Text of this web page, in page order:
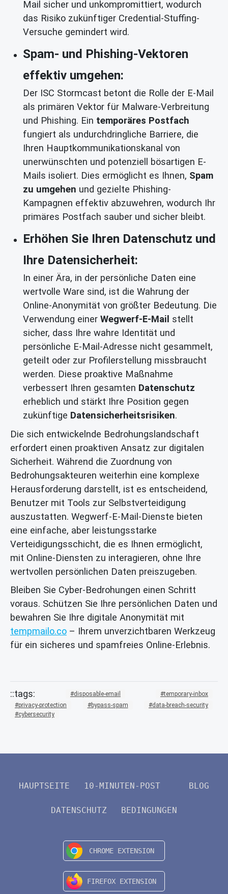
Mail sicher und unkompromittiert, wodurch
das Risiko zukünftiger Credential-Stuffing-
Versuche gemindert wird.
Spam- und Phishing-Vektoren
effektiv umgehen:
Der ISC Stormcast betont die Rolle der E-Mail
als primären Vektor für Malware-Verbreitung
und Phishing. Ein temporäres Postfach
fungiert als undurchdringliche Barriere, die
Ihren Hauptkommunikationskanal von
unerwünschten und potenziell bösartigen E-
Mails isoliert. Dies ermöglicht es Ihnen, Spam
zu umgehen und gezielte Phishing-
Kampagnen effektiv abzuwehren, wodurch Ihr
primäres Postfach sauber und sicher bleibt.
Erhöhen Sie Ihren Datenschutz und
Ihre Datensicherheit:
In einer Ära, in der persönliche Daten eine
wertvolle Ware sind, ist die Wahrung der
Online-Anonymität von größter Bedeutung. Die
Verwendung einer Wegwerf-E-Mail stellt
sicher, dass Ihre wahre Identität und
persönliche E-Mail-Adresse nicht gesammelt,
geteilt oder zur Profilerstellung missbraucht
werden. Diese proaktive Maßnahme
verbessert Ihren gesamten Datenschutz
erheblich und stärkt Ihre Position gegen
zukünftige Datensicherheitsrisiken.
Die sich entwickelnde Bedrohungslandschaft
erfordert einen proaktiven Ansatz zur digitalen
Sicherheit. Während die Zuordnung von
Bedrohungsakteuren weiterhin eine komplexe
Herausforderung darstellt, ist es entscheidend,
Benutzer mit Tools zur Selbstverteidigung
auszustatten. Wegwerf-E-Mail-Dienste bieten
eine einfache, aber leistungsstarke
Verteidigungsschicht, die es Ihnen ermöglicht,
mit Online-Diensten zu interagieren, ohne Ihre
wertvollen persönlichen Daten preiszugeben.
Bleiben Sie Cyber-Bedrohungen einen Schritt
voraus. Schützen Sie Ihre persönlichen Daten und
bewahren Sie Ihre digitale Anonymität mit
tempmailo.co – Ihrem unverzichtbaren Werkzeug
für ein sicheres und spamfreies Online-Erlebnis.
disposable-email
temporary-inbox
privacy-protection
bypass-spam
data-breach-security
cybersecurity
HAUPTSEITE 10-MINUTEN-POST BLOG
DATENSCHUTZ BEDINGUNGEN